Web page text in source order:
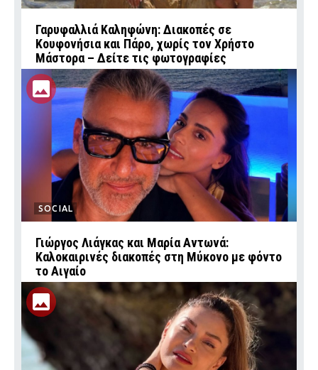
Γαρυφαλλιά Καληφώνη: Διακοπές σε
Κουφονήσια και Πάρο, χωρίς τον Χρήστο
Μάστορα – Δείτε τις φωτογραφίες
SOCIAL
Γιώργος Λιάγκας και Μαρία Αντωνά:
Καλοκαιρινές διακοπές στη Μύκονο με φόντο
το Αιγαίο